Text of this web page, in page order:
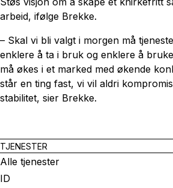
arbeid, ifølge Brekke.
– Skal vi bli valgt i morgen må
enklere å ta i bruk og enklere å
må økes i et marked med økende
står en ting fast, vi vil aldri
stabilitet, sier Brekke.
TJENESTER
Alle tjenester
ID